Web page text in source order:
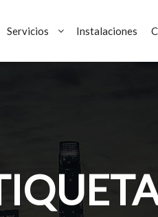
Servicios Instalaciones